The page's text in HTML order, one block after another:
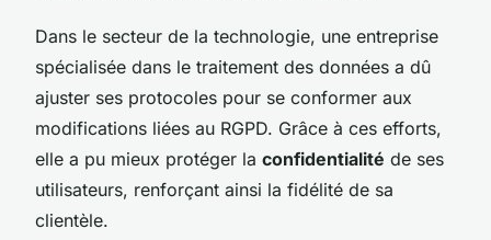
Dans le secteur de la technologie, une entreprise
spécialisée dans le traitement des données a dû
ajuster ses protocoles pour se conformer aux
modifications liées au RGPD. Grâce à ces efforts,
elle a pu mieux protéger la confidentialité de ses
utilisateurs, renforçant ainsi la fidélité de sa
clientèle.